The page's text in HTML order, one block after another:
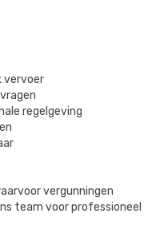
vervoer
regelgeving
vergunningen
team voor professioneel